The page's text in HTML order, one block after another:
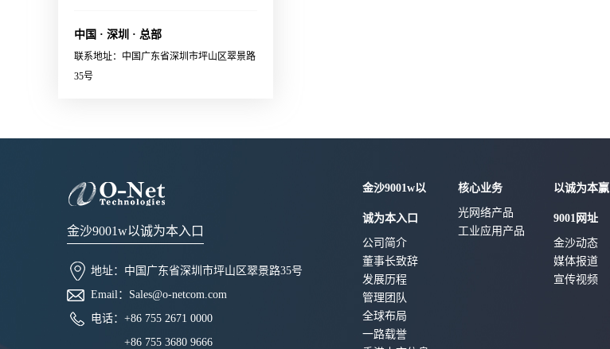
connector· System and eye safety
support· Single 3.3V power
· Datacenter · EDFA· Coherent
communication module 联系销
中国 · 深圳 · 总部
联系地址：中国广东省深圳市坪山区翠景路
35号
金沙9001w以诚为本入口
地址： 中国广东省深圳市坪山区翠景路35号
Email： Sales@o-netcom.com
电话： +86 755 2671 0000
+86 755 3680 9666
金沙9001w以
诚为本入口
公司简介
董事长致辞
发展历程
管理团队
全球布局
一路载誉
核心业务
光网络产品
工业应用产品
以诚为本赢
9001网址
金沙动态
媒体报道
宣传视频